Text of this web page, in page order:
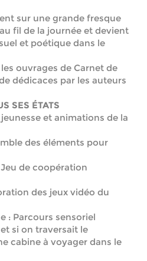
sur une grande fresque
fil de la journée et devient
et poétique dans le
ouvrages de Carnet de
dédicaces par les auteurs
SES ÉTATS
et animations de la
des éléments pour
de coopération
des jeux vidéo du
: Parcours sensoriel
si on traversait le
cabine à voyager dans le